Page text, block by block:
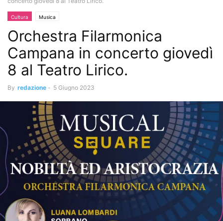
Cultura Musica
Orchestra Filarmonica
Campana in concerto giovedì
8 al Teatro Lirico.
By redazione - 5 Giugno 2023